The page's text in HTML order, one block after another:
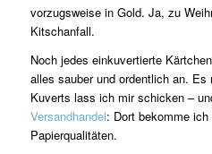
vorzugsweise in Gold. Ja, zu
Kitschanfall.
Noch jedes einkuvertierte
alles sauber und ordentlich an.
Kuverts lass ich mir schicken –
Versandhandel: Dort bekomme
Papierqualitäten.